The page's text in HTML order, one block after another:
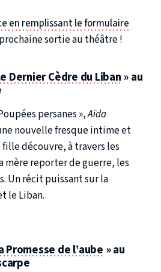
en remplissant le formulaire
sortie au théâtre !
Dernier Cèdre du Liban» au
persanes »,Aïda
nouvelle fresque intime et
découvre, à travers les
mère reporter de guerre, les
Un récit puissant sur la
le Liban.
Promesse de l’aube » au